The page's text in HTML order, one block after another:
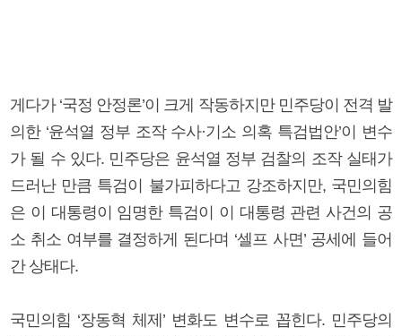
게다가 ‘국정 안정론’이 크게 작동하지만 민주당이 전격 발
의한 ‘윤석열 정부 조작 수사·기소 의혹 특검법안’이 변수
가 될 수 있다. 민주당은 윤석열 정부 검찰의 조작 실태가
드러난 만큼 특검이 불가피하다고 강조하지만, 국민의힘
은 이 대통령이 임명한 특검이 이 대통령 관련 사건의 공
소 취소 여부를 결정하게 된다며 ‘셀프 사면’ 공세에 들어
간 상태다.
국민의힘 ‘장동혁 체제’ 변화도 변수로 꼽힌다. 민주당의